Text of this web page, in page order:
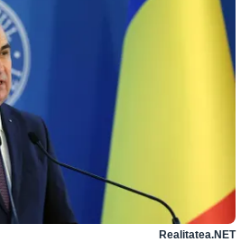
Realitatea.NET